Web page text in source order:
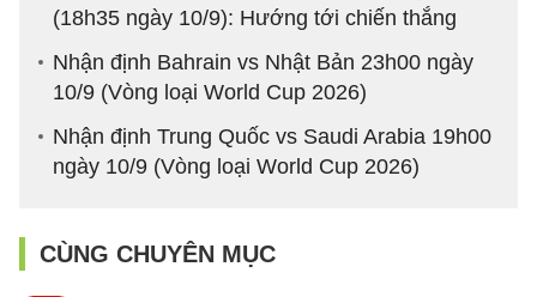
(18h35 ngày 10/9): Hướng tới chiến thắng
Nhận định Bahrain vs Nhật Bản 23h00 ngày
10/9 (Vòng loại World Cup 2026)
Nhận định Trung Quốc vs Saudi Arabia 19h00
ngày 10/9 (Vòng loại World Cup 2026)
CÙNG CHUYÊN MỤC